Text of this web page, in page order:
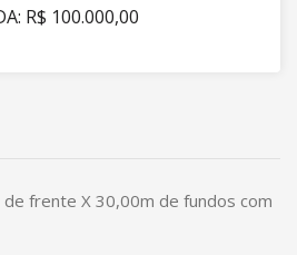
R$ 100.000,00
frente X 30,00m de fundos com